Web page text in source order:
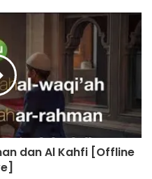
dan Al Kahfi [Offline